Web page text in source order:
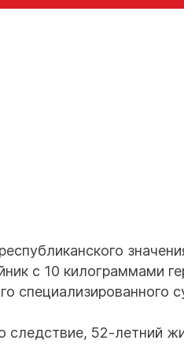
с 10 килограммами
специализированного
следствие, 52-летний